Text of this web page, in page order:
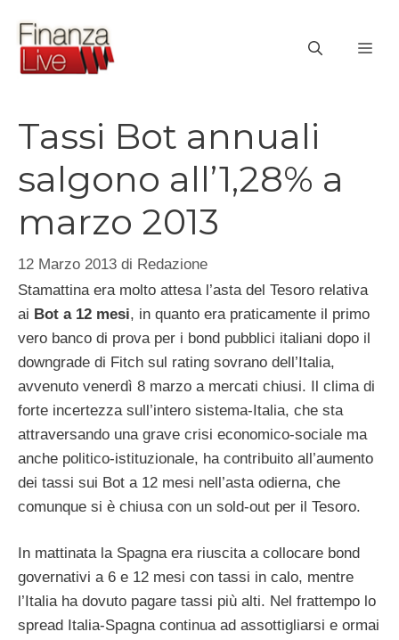
contenuto
Tassi Bot annuali
salgono all’1,28% a
marzo 2013
12 Marzo 2013 di Redazione
Stamattina era molto attesa l’asta del Tesoro relativa
ai Bot a 12 mesi, in quanto era praticamente il primo
vero banco di prova per i bond pubblici italiani dopo il
downgrade di Fitch sul rating sovrano dell’Italia,
avvenuto venerdì 8 marzo a mercati chiusi. Il clima di
forte incertezza sull’intero sistema-Italia, che sta
attraversando una grave crisi economico-sociale ma
anche politico-istituzionale, ha contribuito all’aumento
dei tassi sui Bot a 12 mesi nell’asta odierna, che
comunque si è chiusa con un sold-out per il Tesoro.
In mattinata la Spagna era riuscita a collocare bond
governativi a 6 e 12 mesi con tassi in calo, mentre
l’Italia ha dovuto pagare tassi più alti. Nel frattempo lo
spread Italia-Spagna continua ad assottigliarsi e ormai